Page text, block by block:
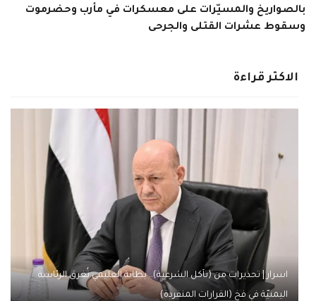
بالصواريخ والمسيّرات على معسكرات في مأرب وحضرموت
وسقوط عشرات القتلى والجرحى
الاكثر قراءة
اسرار | تحذيرات من (تآكل الشرعية).. بطانة العليمي تُغرق الرئاسة
اليمنيّة في فخ (القرارات المنفردة)